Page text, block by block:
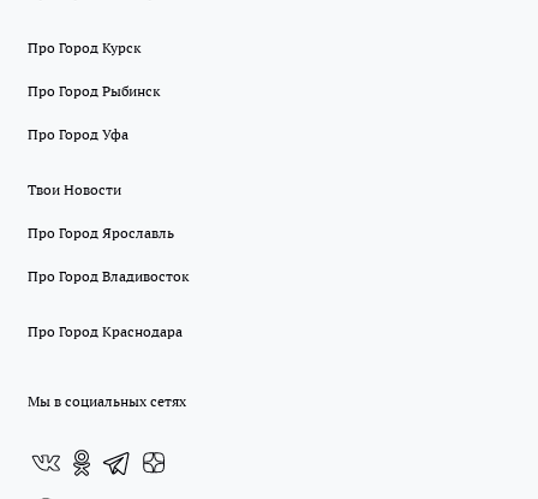
Про Город Курск
Про Город Рыбинск
Про Город Уфа
Твои Новости
Про Город Ярославль
Про Город Владивосток
Про Город Краснодара
Мы в социальных сетях